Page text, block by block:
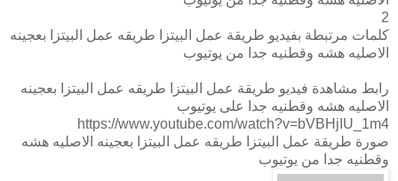
2
كلمات مرتبطة بفيديو طريقة عمل البيتزا طريقه عمل البيتزا بعجينه
الاصليه هشه وقطنيه جدا من يوتيوب
رابط مشاهدة فيديو طريقة عمل البيتزا طريقه عمل البيتزا بعجينه
الاصليه هشه وقطنيه جدا على يوتيوب
https://www.youtube.com/watch?v=bVBHjIU_1m4
صورة طريقة عمل البيتزا طريقه عمل البيتزا بعجينه الاصليه هشه
وقطنيه جدا من يوتيوب